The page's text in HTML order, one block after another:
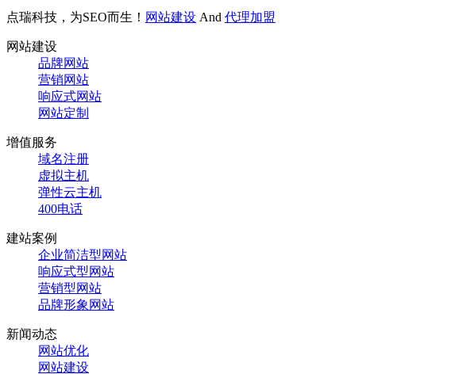
点瑞科技，为SEO而生！ 网站建设 And 代理加盟
网站建设
品牌网站
营销网站
响应式网站
网站定制
增值服务
域名注册
虚拟主机
弹性云主机
400电话
建站案例
企业简洁型网站
响应式型网站
营销型网站
品牌形象网站
新闻动态
网站优化
网站建设